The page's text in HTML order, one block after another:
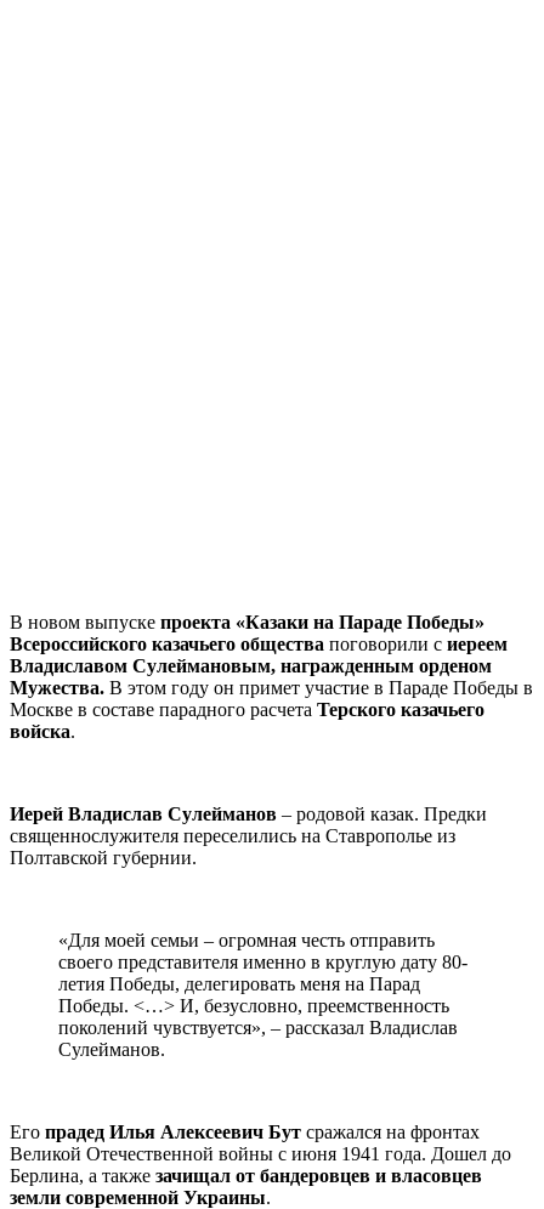
В новом выпуске проекта «Казаки на Параде Победы»
Всероссийского казачьего общества поговорили с иереем
Владиславом Сулеймановым, награжденным орденом
Мужества. В этом году он примет участие в Параде Победы в
Москве в составе парадного расчета Терского казачьего
войска.
Иерей Владислав Сулейманов – родовой казак. Предки
священнослужителя переселились на Ставрополье из
Полтавской губернии.
«Для моей семьи – огромная честь отправить
своего представителя именно в круглую дату 80-
летия Победы, делегировать меня на Парад
Победы. <…> И, безусловно, преемственность
поколений чувствуется», – рассказал Владислав
Сулейманов.
Его прадед Илья Алексеевич Бут сражался на фронтах
Великой Отечественной войны с июня 1941 года. Дошел до
Берлина, а также зачищал от бандеровцев и власовцев
земли современной Украины.